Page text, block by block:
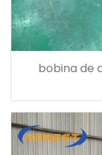
bobina de